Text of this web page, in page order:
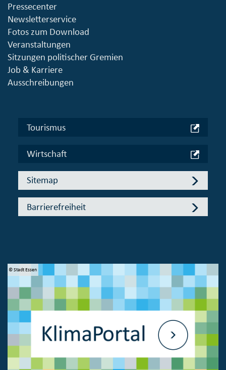
Pressecenter
Newsletterservice
Fotos zum Download
Veranstaltungen
Sitzungen politischer Gremien
Job & Karriere
Ausschreibungen
Tourismus
Wirtschaft
Sitemap
Barrierefreiheit
© Stadt Essen